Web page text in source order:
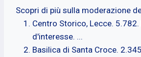
Scopri di più sulla moderazione
Centro Storico, Lecce.
d'interesse. ...
Basilica di Santa Croce.